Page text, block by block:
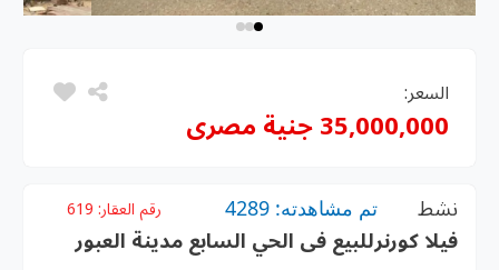
السعر:
35,000,000 جنية مصرى
نشط تم مشاهدته: 4289 رقم العقار: 619
فيلا كورنرللبيع فى الحي السابع مدينة العبور